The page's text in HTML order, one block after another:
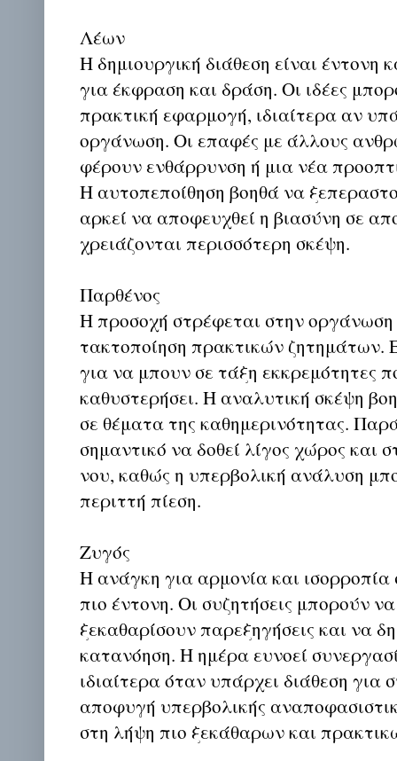
Λέων
Η δημιουργική διάθεση είναι έντονη
για έκφραση και δράση. Οι ιδέες
πρακτική εφαρμογή, ιδιαίτερα αν
οργάνωση. Οι επαφές με άλλους
φέρουν ενθάρρυνση ή μια νέα
Η αυτοπεποίθηση βοηθά να
αρκεί να αποφευχθεί η βιασύνη σε
χρειάζονται περισσότερη σκέψη.
Παρθένος
Η προσοχή στρέφεται στην οργάνωση
τακτοποίηση πρακτικών ζητημάτων.
για να μπουν σε τάξη εκκρεμότητες
καθυστερήσει. Η αναλυτική σκέψη
σε θέματα της καθημερινότητας.
σημαντικό να δοθεί λίγος χώρος και
νου, καθώς η υπερβολική ανάλυση
περιττή πίεση.
Ζυγός
Η ανάγκη για αρμονία και ισορροπία
πιο έντονη. Οι συζητήσεις μπορούν
ξεκαθαρίσουν παρεξηγήσεις και να
κατανόηση. Η ημέρα ευνοεί
ιδιαίτερα όταν υπάρχει διάθεση για
αποφυγή υπερβολικής
στη λήψη πιο ξεκάθαρων και